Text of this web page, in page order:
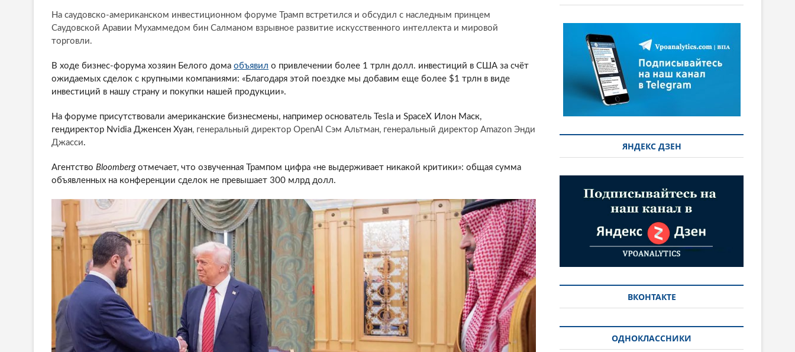
На саудовско-американском инвестиционном форуме Трамп встретился и обсудил с наследным принцем
Саудовской Аравии Мухаммедом бин Салманом взрывное развитие искусственного интеллекта и мировой
торговли.
В ходе бизнес-форума хозяин Белого дома объявил о привлечении более 1 трлн долл. инвестиций в США за счёт
ожидаемых сделок с крупными компаниями: «Благодаря этой поездке мы добавим еще более $1 трлн в виде
инвестиций в нашу страну и покупки нашей продукции».
На форуме присутствовали американские бизнесмены, например основатель Tesla и SpaceX Илон Маск,
гендиректор Nvidia Дженсен Хуан, генеральный директор OpenAI Сэм Альтман, генеральный директор Amazon Энди
Джасси.
Агентство Bloomberg отмечает, что озвученная Трампом цифра «не выдерживает никакой критики»: общая сумма
объявленных на конференции сделок не превышает 300 млрд долл.
ЯНДЕКС ДЗЕН
ВКОНТАКТЕ
ОДНОКЛАССНИКИ